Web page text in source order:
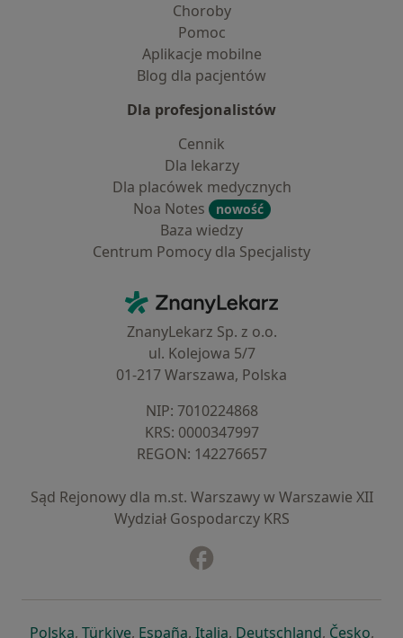
Choroby
Pomoc
Aplikacje mobilne
Blog dla pacjentów
Dla profesjonalistów
Cennik
Dla lekarzy
Dla placówek medycznych
Noa Notes
nowość
Baza wiedzy
Centrum Pomocy dla Specjalisty
ZnanyLekarz - Strona główna
ZnanyLekarz Sp. z o.o.
ul. Kolejowa 5/7
01-217 Warszawa, Polska
NIP: ⁠7010224868
KRS: ⁠0000347997
REGON: ⁠142276657
Sąd Rejonowy dla m.st. Warszawy w Warszawie XII
Wydział Gospodarczy KRS
Polskaotwiera się w nowej karcie
, Türkiyeotwiera się w nowej karcie
, Españaotwiera się w nowej karcie
, Italiaotwiera się w nowej
, Deutschlandotwiera się
, Česko,